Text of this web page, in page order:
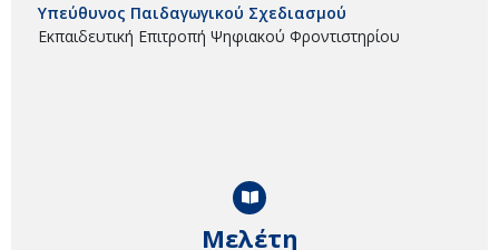
Μελέτη
Υπεύθυνος Παιδαγωγικού Σχεδιασμού
Εκπαιδευτική Επιτροπή Ψηφιακού Φροντιστηρίου